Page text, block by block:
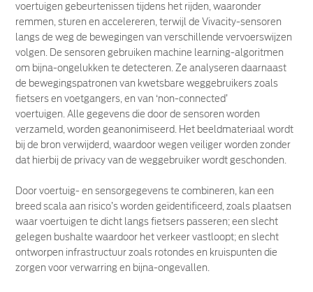
voertuigen gebeurtenissen tijdens het rijden, waaronder
remmen, sturen en accelereren, terwijl de Vivacity-sensoren
langs de weg de bewegingen van verschillende vervoerswijzen
volgen. De sensoren gebruiken machine learning-algoritmen
om bijna-ongelukken te detecteren. Ze analyseren daarnaast
de bewegingspatronen van kwetsbare weggebruikers zoals
fietsers en voetgangers, en van ‘non-connected’
voertuigen. Alle gegevens die door de sensoren worden
verzameld, worden geanonimiseerd. Het beeldmateriaal wordt
bij de bron verwijderd, waardoor wegen veiliger worden zonder
dat hierbij de privacy van de weggebruiker wordt geschonden.
Door voertuig- en sensorgegevens te combineren, kan een
breed scala aan risico’s worden geïdentificeerd, zoals plaatsen
waar voertuigen te dicht langs fietsers passeren; een slecht
gelegen bushalte waardoor het verkeer vastloopt; en slecht
ontworpen infrastructuur zoals rotondes en kruispunten die
zorgen voor verwarring en bijna-ongevallen.